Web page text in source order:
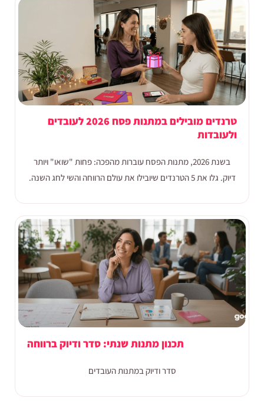
טרנדים מובילים במתנות פסח 2026 לעובדים
ולעובדות
בשנת 2026, מתנות הפסח עוברות מהפכה: פחות "שואו" ויותר
דיוק. גלו את 5 הטרנדים שיובילו את עולם הרווחה והשי לחג השנה.
תכנון מתנות שנתי: סדר ודיוק ברווחה
סדר ודיוק במתנות העובדים